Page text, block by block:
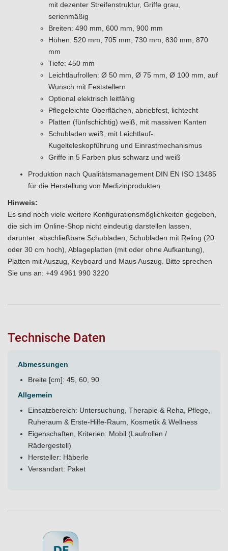
mit dezenter Streifenstruktur, Griffe grau,
serienmäßig
Breiten: 490 mm, 600 mm, 900 mm
Höhen: 520 mm, 705 mm, 730 mm, 830 mm, 870
mm
Tiefe: 450 mm
Leichtlaufrollen: Ø 50 mm, Ø 75 mm, Ø 100 mm, auf
Wunsch mit Feststellern
Optional elektrisch leitfähig
Pflegeleichte Oberflächen, abriebfest, lichtecht
Platten (fünfschichtig) weiß, mit massiven Kanten
Schubladen weiß, mit Leichtlauf-
Kugelteleskopführung und Einrastmechanismus
Griffe in 5 Farben plus schwarz und weiß
Produktion nach Qualitätsmanagement DIN EN ISO 13485
für die Herstellung von Medizinprodukten
Hinweis:
Es sind noch viele weitere Konfigurationsmöglichkeiten gegeben,
die sich im Online-Shop nicht eindeutig darstellen lassen,
darunter: abschließbare Schubladen, Schubladen mit Reling (20
oder 30 cm hoch), Ablageplatten (mit oder ohne Aufkantung),
Platten mit Auszug, Keyboard und Maus Auszug. Bitte sprechen
Sie uns an: +49 4961 990 3220
Technische Daten
Abmessungen
Breite [cm]: 45, 60, 90
Allgemein
Einsatzbereich: Untersuchung, Therapie & Reha, Pflege,
Ruheraum & Erste-Hilfe-Raum, Kosmetik & Wellness
Eigenschaften, Kriterien: Mobil (Laufrollen /
Rädergestell)
Hersteller: Häberle
Versandart: Paket